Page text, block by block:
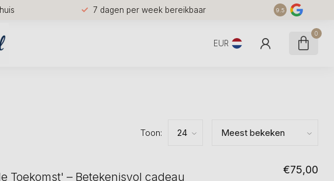
7 dagen per week bereikbaar 9.5
EUR
0
Toon:
Toekomst' – Betekenisvol cadeau
€75,00